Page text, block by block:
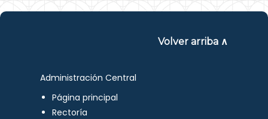
Volver arriba ∧
Administración Central
Página principal
Rectoría